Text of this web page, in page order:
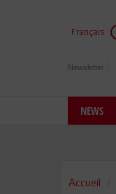
Français
Newsletter
NEWS
Accueil